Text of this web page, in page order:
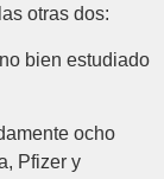
otras dos:
bien estudiado
ocho
Pfizer y